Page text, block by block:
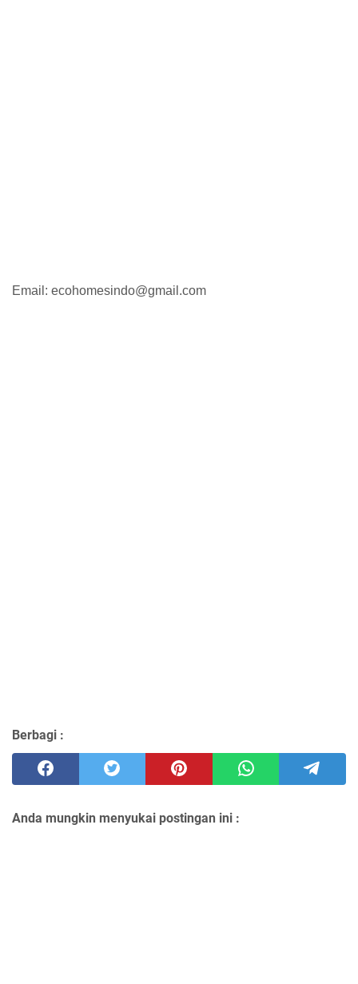
Email: ecohomesindo@gmail.com
Berbagi :
Anda mungkin menyukai postingan ini :